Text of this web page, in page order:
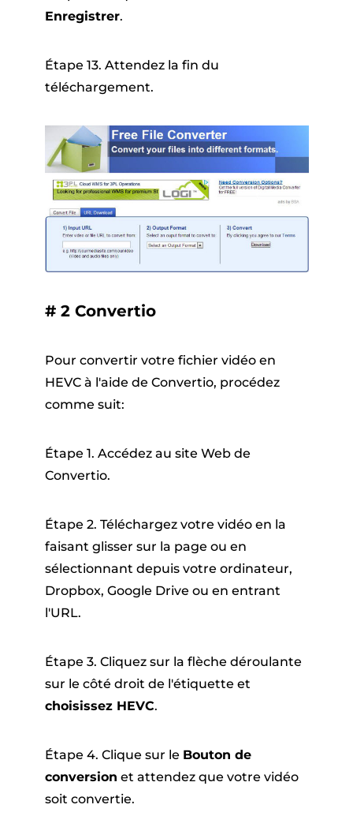
Enregistrer.
Étape 13. Attendez la fin du
téléchargement.
# 2 Convertio
Pour convertir votre fichier vidéo en
HEVC à l'aide de Convertio, procédez
comme suit:
Étape 1. Accédez au site Web de
Convertio.
Étape 2. Téléchargez votre vidéo en la
faisant glisser sur la page ou en
sélectionnant depuis votre ordinateur,
Dropbox, Google Drive ou en entrant
l'URL.
Étape 3. Cliquez sur la flèche déroulante
sur le côté droit de l'étiquette et
choisissez HEVC.
Étape 4. Clique sur le Bouton de
conversion et attendez que votre vidéo
soit convertie.